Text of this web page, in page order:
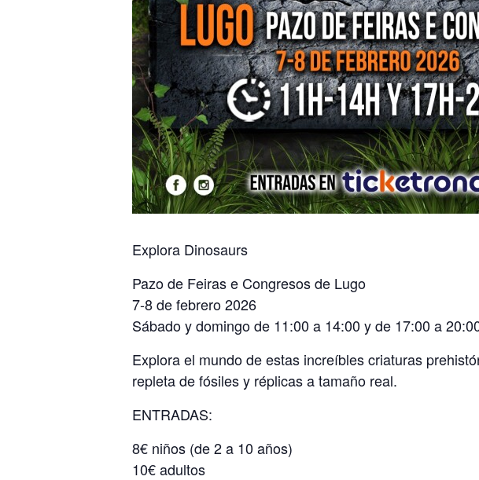
Explora Dinosaurs
Pazo de Feiras e Congresos de Lugo
7-8 de febrero 2026
Sábado y domingo de 11:00 a 14:00 y de 17:00 a
Explora el mundo de estas increíbles criaturas
repleta de fósiles y réplicas a tamaño real.
ENTRADAS:
8€ niños (de 2 a 10 años)
10€ adultos